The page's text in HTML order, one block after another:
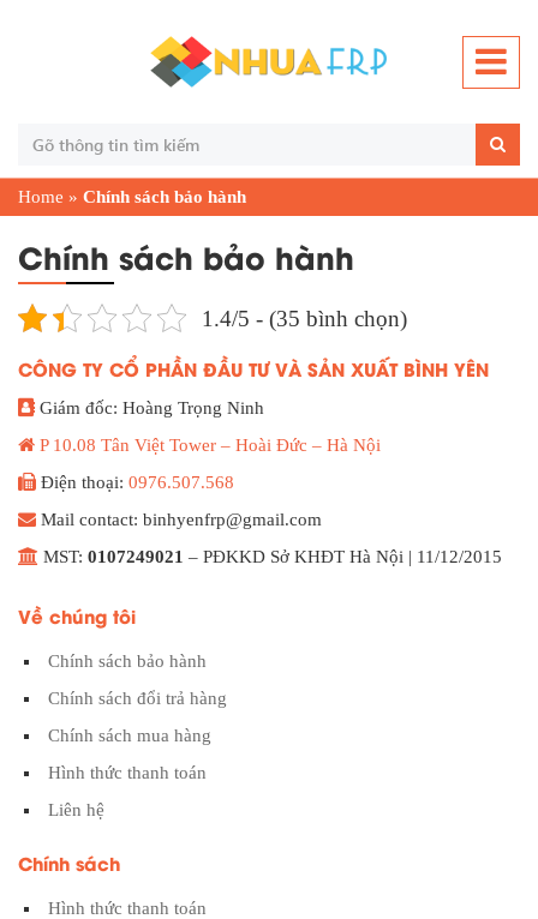
Home » Chính sách bảo hành
Chính sách bảo hành
1.4/5 - (35 bình chọn)
CÔNG TY CỔ PHẦN ĐẦU TƯ VÀ SẢN XUẤT BÌNH YÊN
Giám đốc: Hoàng Trọng Ninh
P 10.08 Tân Việt Tower – Hoài Đức – Hà Nội
Điện thoại: 0976.507.568
Mail contact: binhyenfrp@gmail.com
MST: 0107249021 – PĐKKD Sở KHĐT Hà Nội | 11/12/2015
Về chúng tôi
Chính sách bảo hành
Chính sách đổi trả hàng
Chính sách mua hàng
Hình thức thanh toán
Liên hệ
Chính sách
Hình thức thanh toán